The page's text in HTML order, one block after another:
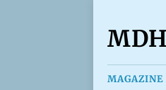
MAGAZINE